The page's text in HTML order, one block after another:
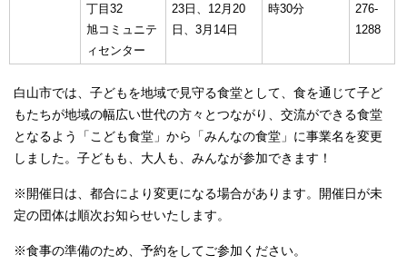
丁目32
旭コミュニテ
ィセンター
23日、12月20
日、3月14日
時30分
276-
1288
白山市では、子どもを地域で見守る食堂として、食を通じて子ど
もたちが地域の幅広い世代の方々とつながり、交流ができる食堂
となるよう「こども食堂」から「みんなの食堂」に事業名を変更
しました。子どもも、大人も、みんなが参加できます！
※開催日は、都合により変更になる場合があります。開催日が未
定の団体は順次お知らせいたします。
※食事の準備のため、予約をしてご参加ください。